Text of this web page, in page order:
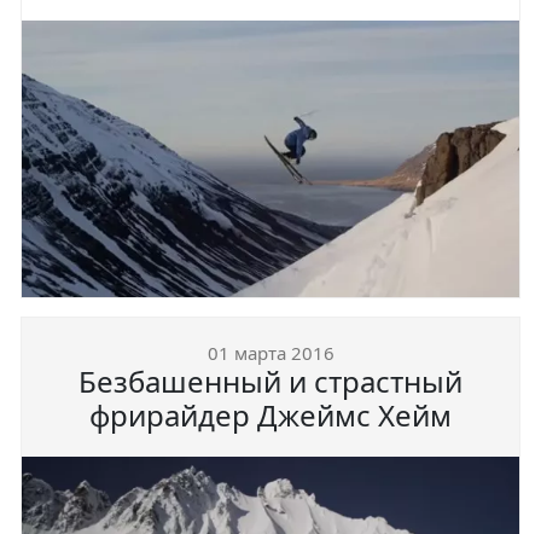
01 марта 2016
Безбашенный и страстный
фрирайдер Джеймс Хейм